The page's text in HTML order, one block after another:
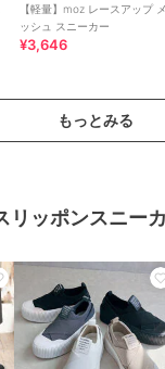
【軽量】moz レースアップ メ
ッシュ スニーカー
¥3,646
もっとみる
リッポンスニー